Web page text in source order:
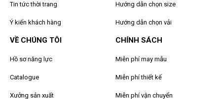
Tin tức thời trang
Ý kiến khách hàng
Hướng dẫn chọn size
Hướng dẫn chọn vải
VỀ CHÚNG TÔI
Hồ sơ năng lực
Catalogue
Xưởng sản xuất
CHÍNH SÁCH
Miễn phí may mẫu
Miễn phí thiết kế
Miễn phí vận chuyển